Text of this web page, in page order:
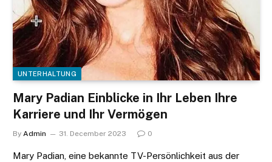
UNTERHALTUNG
Mary Padian Einblicke in Ihr Leben Ihre
Karriere und Ihr Vermögen
By Admin 31. December 2023 0
Mary Padian, eine bekannte TV-Persönlichkeit aus der